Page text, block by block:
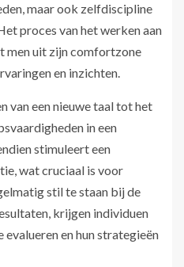
maar ook zelfdiscipline
proces van het werken aan
men uit zijn comfortzone
en inzichten.
van een nieuwe taal tot het
in een
stimuleert een
wat cruciaal is voor
stil te staan bij de
krijgen individuen
evalueren en hun strategieën